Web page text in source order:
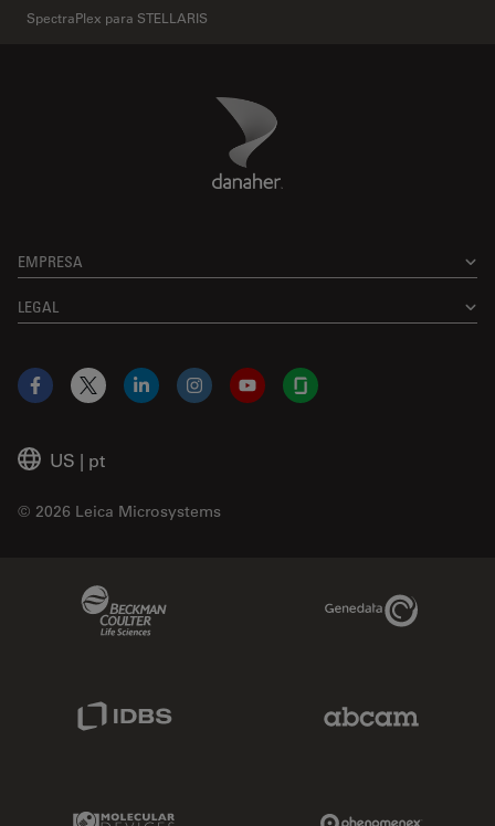
SpectraPlex para STELLARIS
Danaher Logo
EMPRESA
LEGAL
US | pt
© 2026 Leica Microsystems
Facebook
X LinkedInInstagramYouTubeGlassdoor
Genedata Link
Molecular Devices Link